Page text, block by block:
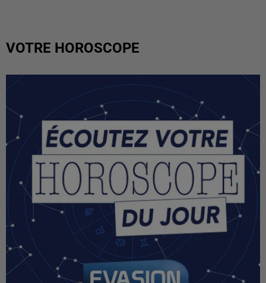
VOTRE HOROSCOPE